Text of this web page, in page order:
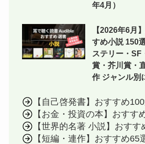
年4月）
【2026年6月
すめ小説 150
ステリー・SF
賞・芥川賞・
作 ジャンル別
【自己啓発書】おすすめ
【お金・投資の本】おすす
【世界的名著 小説】おすす
【短編・連作】おすすめ65